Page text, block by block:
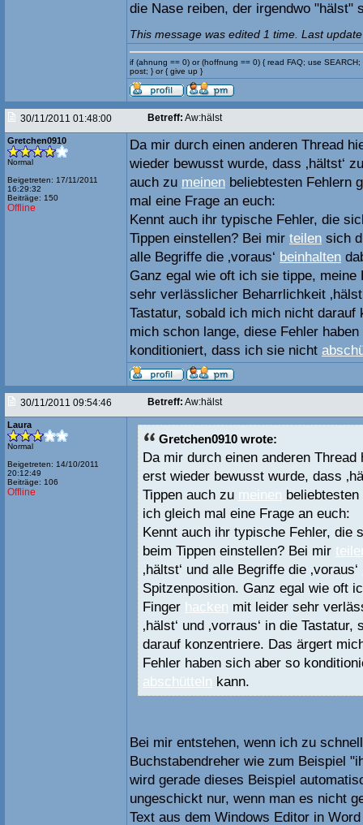
die Nase reiben, der irgendwo "hälst"
This message was edited 1 time. Last
if (ahnung == 0) or (hoffnung == 0) { read FAQ; use
post; } or { give up }
30/11/2011 01:48:00 Betreff: Aw:hälst
Gretchen0910
Normal
Beigetreten: 17/11/2011
16:29:32
Beiträge: 150
Offline
Da mir durch einen anderen Thread
wieder bewusst wurde, dass ‚hältst‘
auch zu meinen beliebtesten Fehlern
mal eine Frage an euch:
Kennt auch ihr typische Fehler, die
Tippen einstellen? Bei mir teilen sich
alle Begriffe die ‚voraus‘ beinhalten
Ganz egal wie oft ich sie tippe, meine
sehr verlässlicher Beharrlichkeit
Tastatur, sobald ich mich nicht darauf
mich schon lange, diese Fehler
konditioniert, dass ich sie nicht
30/11/2011 09:54:46 Betreff: Aw:hälst
Laura
Normal
Beigetreten: 14/10/2011
20:12:49
Beiträge: 106
Offline
Gretchen0910 wrote:
Da mir durch einen anderen Thread
erst wieder bewusst wurde, dass
Tippen auch zu meinen
ich gleich mal eine Frage an euch:
Kennt auch ihr typische Fehler, die
beim Tippen einstellen? Bei mir
‚hältst‘ und alle Begriffe die ‚voraus‘
Spitzenposition. Ganz egal wie oft
Finger hacken mit leider sehr
‚hälst‘ und ‚vorraus‘ in die
darauf konzentriere. Das ärgert
Fehler haben sich aber so
abschütteln kann.
Bei mir entstehen, wenn ich zu
Buchstabendreher wie zum Beispiel
wird gerade dieses Beispiel
ungeschickt nur, wenn man es nicht
Text aus dem Windows Editor in